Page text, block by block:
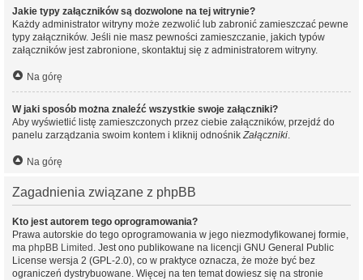
Jakie typy załączników są dozwolone na tej witrynie?
Każdy administrator witryny może zezwolić lub zabronić zamieszczać pewne
typy załączników. Jeśli nie masz pewności zamieszczanie, jakich typów
załączników jest zabronione, skontaktuj się z administratorem witryny.
Na górę
W jaki sposób można znaleźć wszystkie swoje załączniki?
Aby wyświetlić listę zamieszczonych przez ciebie załączników, przejdź do
panelu zarządzania swoim kontem i kliknij odnośnikZałączniki.
Na górę
Zagadnienia związane z phpBB
Kto jest autorem tego oprogramowania?
Prawa autorskie do tego oprogramowania w jego niezmodyfikowanej formie,
ma phpBB Limited . Jest ono publikowane na licencji GNU General Public
License wersja 2 (GPL-2.0), co w praktyce oznacza, że może być bez
ograniczeń dystrybuowane. Więcej na ten temat dowiesz się na stronie